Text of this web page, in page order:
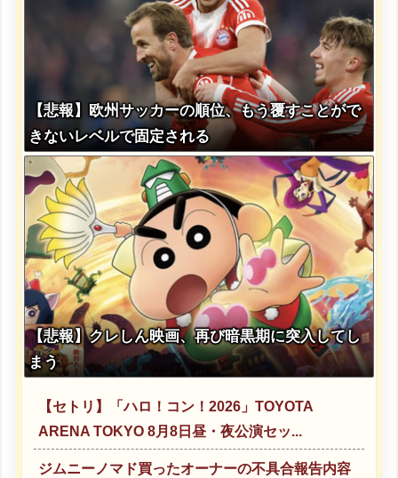
【悲報】欧州サッカーの順位、もう覆すことがで
きないレベルで固定される
【悲報】クレしん映画、再び暗黒期に突入してし
まう
【セトリ】「ハロ！コン！2026」TOYOTA
ARENA TOKYO 8月8日昼・夜公演セッ...
ジムニーノマド買ったオーナーの不具合報告内容